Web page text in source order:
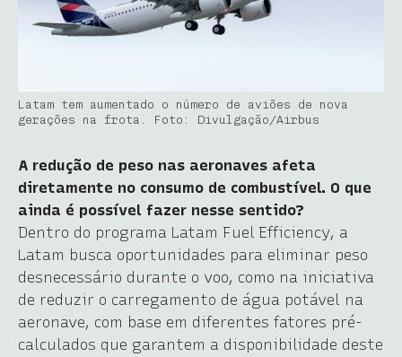
Latam tem aumentado o número de aviões de nova
gerações na frota. Foto: Divulgação/Airbus
A redução de peso nas aeronaves afeta
diretamente no consumo de combustível. O que
ainda é possível fazer nesse sentido?
Dentro do programa Latam Fuel Efficiency, a
Latam busca oportunidades para eliminar peso
desnecessário durante o voo, como na iniciativa
de reduzir o carregamento de água potável na
aeronave, com base em diferentes fatores pré-
calculados que garantem a disponibilidade deste